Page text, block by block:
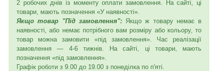
2 робочих днів із моменту оплати замовлення. На сайті, ці
товари, мають позначення «У наявності».
Якщо товар "Під замовлення":Якщо ж товару немає в
наявності, або немає потрібного вам розміру або кольору, то
товар можна замовити «під замовлення». Час реалізації
замовлення — 4-6 тижнів. На сайті, ці товари, мають
позначення «під замовлення».
Графік роботи з 9.00 до 19.00 з понеділка по п'яті.